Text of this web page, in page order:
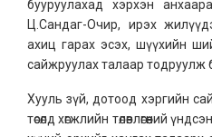
бууруулахад хэрхэн
Ц.Сандаг-Очир, ирэх
ахиц гарах эсэх, шүүхийн
сайжруулах талаар тодруулж
Хууль зүй, дотоод хэргийн
төсөлд хөгжлийн төлөвлөгөөний